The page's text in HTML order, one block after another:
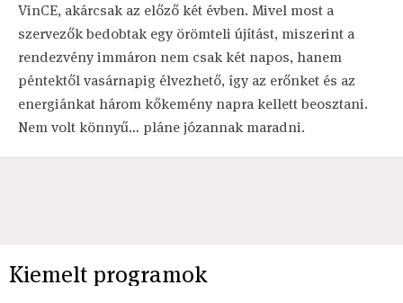
VinCE, akárcsak az előző két évben. Mivel most a
szervezők bedobtak egy örömteli újítást, miszerint a
rendezvény immáron nem csak két napos, hanem
péntektől vasárnapig élvezhető, így az erőnket és az
energiánkat három kőkemény napra kellett beosztani.
Nem volt könnyű… pláne józannak maradni.
Kiemelt programok